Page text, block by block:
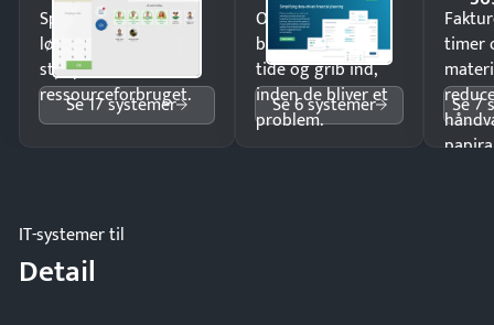
Spar tid på
lønberegning og få
styr på
ressourceforbruget.
Se 17 systemer
Opdag
budgetafvigelser i
tide og grib ind,
inden de bliver et
problem.
Se 6 systemer
timer
Se 7
IT-systemer til
Detail